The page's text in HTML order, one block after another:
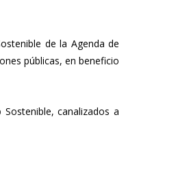
de la Agenda de
públicas, en beneficio
canalizados a